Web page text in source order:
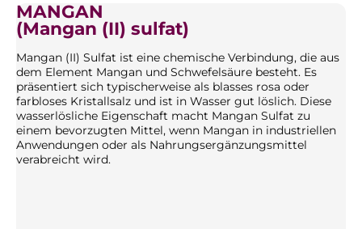
MANGAN
(Mangan (II) sulfat)
Mangan (II) Sulfat ist eine chemische Verbindung, die aus
dem Element Mangan und Schwefelsäure besteht. Es
präsentiert sich typischerweise als blasses rosa oder
farbloses Kristallsalz und ist in Wasser gut löslich. Diese
wasserlösliche Eigenschaft macht Mangan Sulfat zu
einem bevorzugten Mittel, wenn Mangan in industriellen
Anwendungen oder als Nahrungsergänzungsmittel
verabreicht wird.